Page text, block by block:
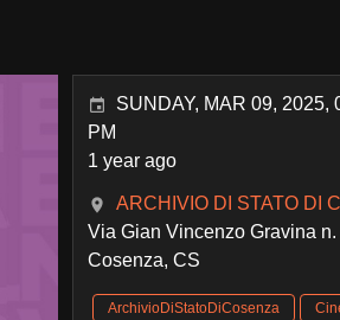
SUNDAY, MAR 09, 2025,
PM
1 year ago
ARCHIVIO DI STATO DI
Via Gian Vincenzo Gravina
Cosenza, CS
ArchivioDiStatoDiCosenza